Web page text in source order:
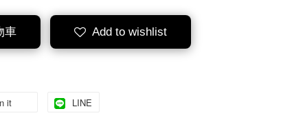
車 Add to wishlist
it LINE